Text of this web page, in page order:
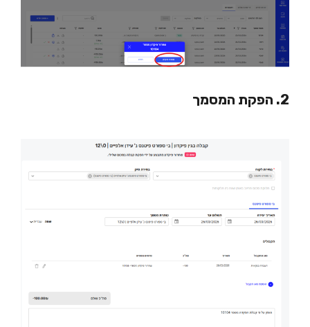
2. הפקת המסמך